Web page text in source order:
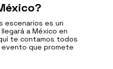
escenarios es un
a México en
te contamos todos
que promete